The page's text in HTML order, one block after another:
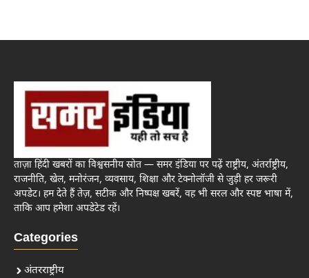
ताज़ा हिंदी खबरों का विश्वसनीय स्रोत — समर इंडिया पर पढ़ें राष्ट्रीय, अंतर्राष्ट्रीय,
राजनीति, खेल, मनोरंजन, व्यवसाय, शिक्षा और टेक्नोलॉजी से जुड़ी हर जरूरी
अपडेट। हम देते हैं तेज़, सटीक और निष्पक्ष खबरें, वह भी सरल और स्पष्ट भाषा में,
ताकि आप हमेशा अपडेटेड रहें।
Categories
अंतरराष्ट्रीय